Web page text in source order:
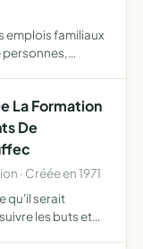
emplois familiaux
personnes,
La Formation
De
· Créée en 1971
qu'il serait
les buts et